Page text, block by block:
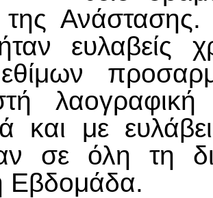
της Ανάστασης.
ευλαβείς
και με
σε όλη τη
Εβδομάδα.